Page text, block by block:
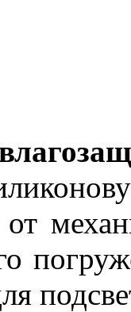
от